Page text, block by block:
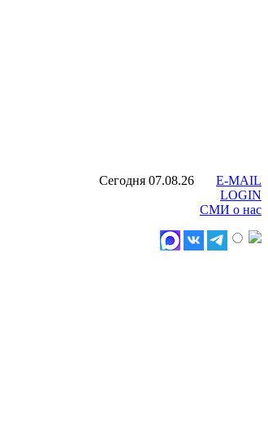
Сегодня 07.08.26
E-MAIL
LOGIN
СМИ о нас